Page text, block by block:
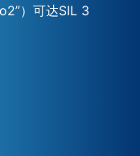
）可达SIL 3